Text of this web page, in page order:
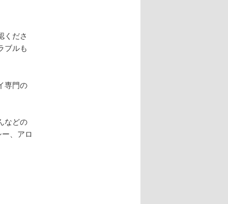
くださ
ブルも
専門の
などの
、アロ